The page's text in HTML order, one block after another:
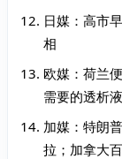
日媒：高市
相
欧媒：荷兰
需要的透析
加媒：特朗
拉；加拿大